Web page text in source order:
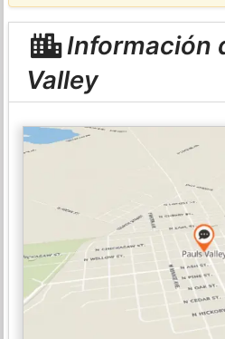
Información
Valley